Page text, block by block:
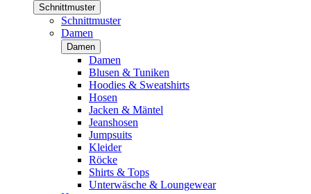
Schnittmuster
Schnittmuster
Damen
Damen
Damen
Blusen & Tuniken
Hoodies & Sweatshirts
Hosen
Jacken & Mäntel
Jeanshosen
Jumpsuits
Kleider
Röcke
Shirts & Tops
Unterwäsche & Loungewear